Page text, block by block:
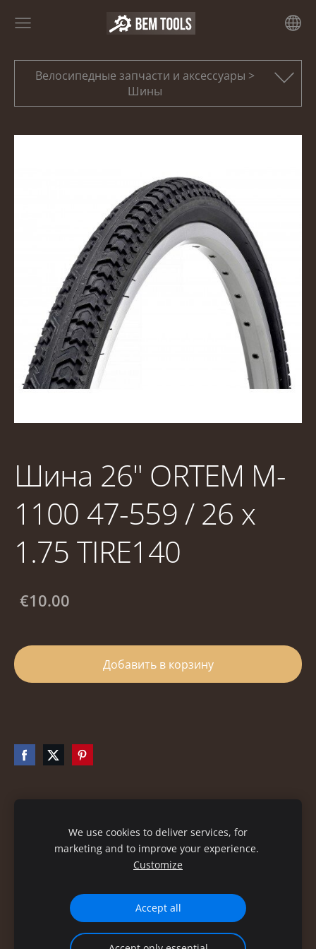
Велосипедные запчасти и аксессуары >
Шины
Шина 26" ORTEM M-
1100 47-559 / 26 x
1.75 TIRE140
€10.00
Добавить в корзину
We use cookies to deliver services, for
marketing and to improve your experience.
Customize
Accept all